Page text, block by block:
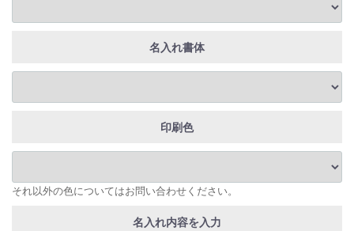
名入れ書体
印刷色
それ以外の色についてはお問い合わせください。
名入れ内容を入力